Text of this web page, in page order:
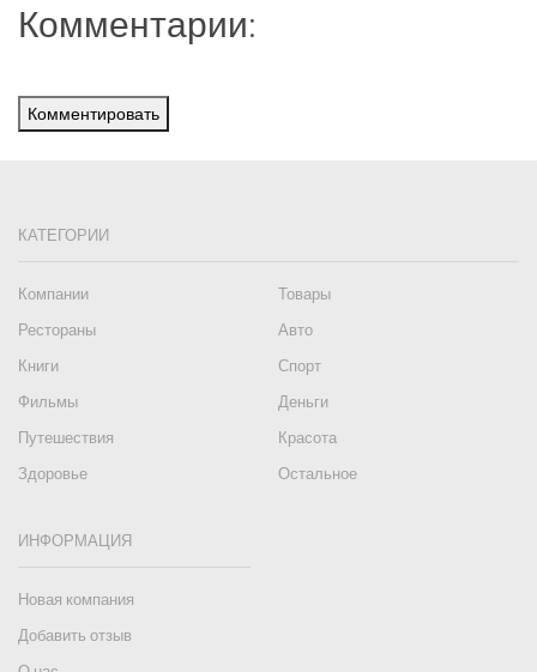
Комментарии:
Комментировать
КАТЕГОРИИ
Компании
Товары
Рестораны
Авто
Книги
Спорт
Фильмы
Деньги
Путешествия
Красота
Здоровье
Остальное
ИНФОРМАЦИЯ
Новая компания
Добавить отзыв